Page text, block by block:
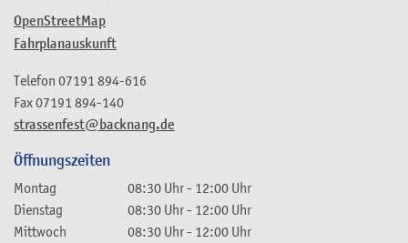
OpenStreetMap
Fahrplanauskunft
strassenfest@backnang.de
Telefon 07191 894-616
Fax07191 894-140
Öffnungszeiten
Montag 08:30 Uhr- 12:00 Uhr
Dienstag
08:30 Uhr- 12:00 Uhr
Mittwoch
08:30 Uhr- 12:00 Uhr